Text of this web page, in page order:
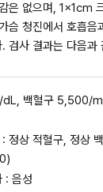
은 없으며, 1×1cm
슴 청진에서 호흡음
검사 결과는 다음과
dL, 백혈구 5,500/
정상 적혈구, 정상
: 음성